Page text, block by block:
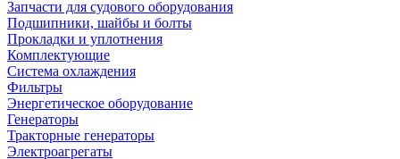
Запчасти для судового оборудования
Подшипники, шайбы и болты
Прокладки и уплотнения
Комплектующие
Система охлаждения
Фильтры
Энергетическое оборудование
Генераторы
Тракторные генераторы
Электроагрегаты